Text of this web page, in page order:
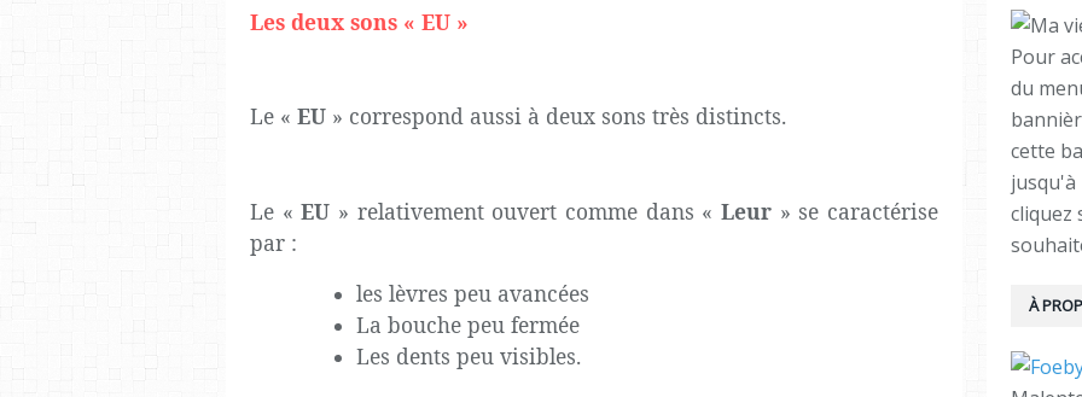
Les deux sons « EU »
Le « EU » correspond aussi à deux sons très distincts.
Le «EU » relativement ouvert comme dans «Leur » se caractérise
par :
les lèvres peu avancées
La bouche peu fermée
Les dents peu visibles.
Pour
du
cette
cliquez
À